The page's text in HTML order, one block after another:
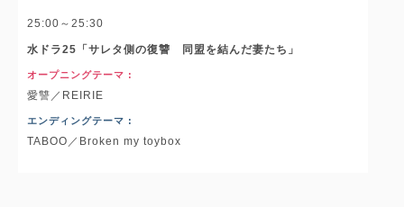
25:00～25:30
水ドラ25「サレタ側の復讐 同盟を結んだ妻たち」
オープニングテーマ :
愛讐／REIRIE
エンディングテーマ :
TABOO／Broken my toybox